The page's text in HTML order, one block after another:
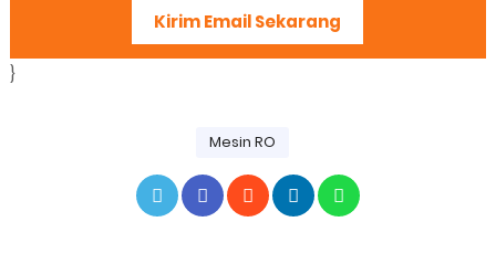
Kirim Email Sekarang
}
Mesin RO